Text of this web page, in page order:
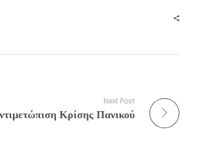
Next Post
Κρίσης Πανικού